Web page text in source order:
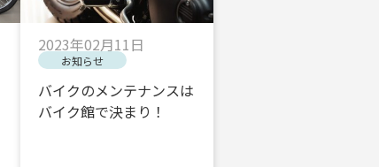
2023年02月11日
お知らせ
バイクのメンテナンスは
バイク館で決まり！